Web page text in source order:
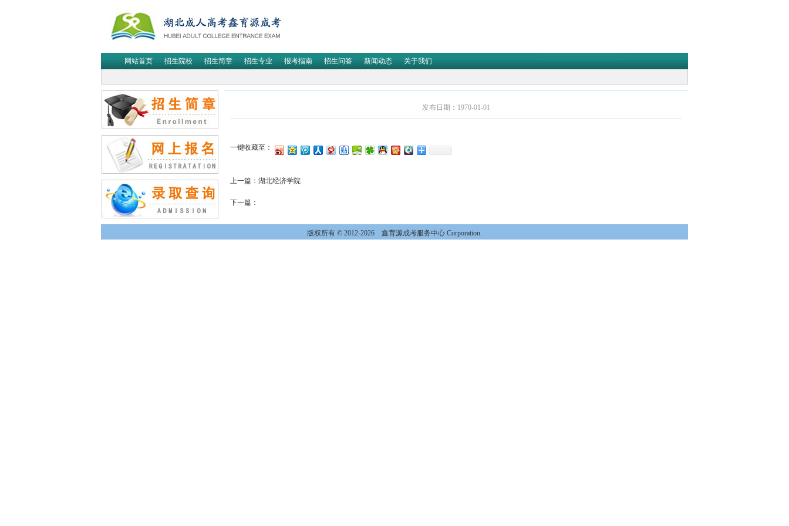
网站首页 招生院校 招生简章 招生专业 报考指南 招生问答 新闻动态 关于我们
发布日期：1970-01-01
一键收藏至：
上一篇： 湖北经济学院
下一篇：
版权所有 © 2012-2026 鑫育源成考服务中心 Corporation.